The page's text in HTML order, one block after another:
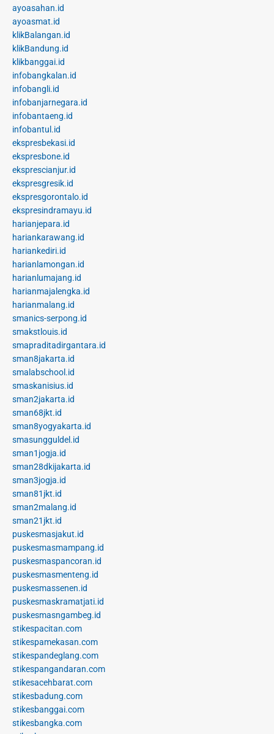
ayoasahan.id
ayoasmat.id
klikBalangan.id
klikBandung.id
klikbanggai.id
infobangkalan.id
infobangli.id
infobanjarnegara.id
infobantaeng.id
infobantul.id
ekspresbekasi.id
ekspresbone.id
eksprescianjur.id
ekspresgresik.id
ekspresgorontalo.id
ekspresindramayu.id
harianjepara.id
hariankarawang.id
hariankediri.id
harianlamongan.id
harianlumajang.id
harianmajalengka.id
harianmalang.id
smanics-serpong.id
smakstlouis.id
smapraditadirgantara.id
sman8jakarta.id
smalabschool.id
smaskanisius.id
sman2jakarta.id
sman68jkt.id
sman8yogyakarta.id
smasungguldel.id
sman1jogja.id
sman28dkijakarta.id
sman3jogja.id
sman81jkt.id
sman2malang.id
sman21jkt.id
puskesmasjakut.id
puskesmasmampang.id
puskesmaspancoran.id
puskesmasmenteng.id
puskesmassenen.id
puskesmaskramatjati.id
puskesmasngambeg.id
stikespacitan.com
stikespamekasan.com
stikespandeglang.com
stikespangandaran.com
stikesacehbarat.com
stikesbadung.com
stikesbanggai.com
stikesbangka.com